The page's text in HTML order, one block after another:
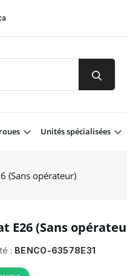
Unités spécialisées
(Sans opérateur)
view
E26 (Sans
: BENCO-63578E31